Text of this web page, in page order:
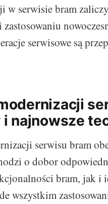
w serwisie bram
serwisowe są
najnowsze
serwisu bram
o dobor
bram, jak i
wszystkim